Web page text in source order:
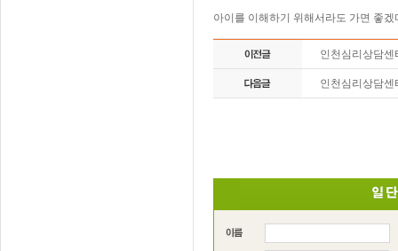
아이를 이해하기 위해서라도 가면 좋
인천심리상담센
인천심리상담